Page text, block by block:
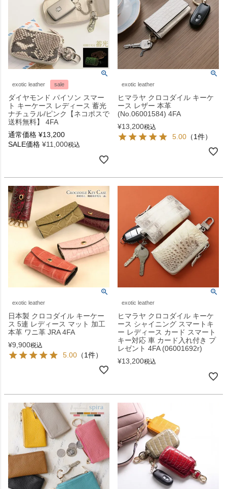
exotic leather sale
ダイヤモンド パイソン スマー
ト キーケース レディース 蓄光
ナチュラル/ピンク【ネコポスで
送料無料】 4FA
通常価格 ¥13,200
SALE価格 ¥11,000税込
exotic leather
ヒマラヤ クロコダイル キーケ
ース レザー 本革
(No.06001584) 4FA
¥13,200税込
5.00 （1件）
exotic leather
日本製 クロコダイル キーケー
ス 5連 レディース マット 加工
本革 ワニ革 JRA 4FA
¥9,900税込
5.00 （1件）
exotic leather
ヒマラヤ クロコダイル キーケ
ース シャイニング スマートキ
ー レディース カード スマート
キー対応 車 カード入れ付き プ
レゼント 4FA (06001692r)
¥13,200税込